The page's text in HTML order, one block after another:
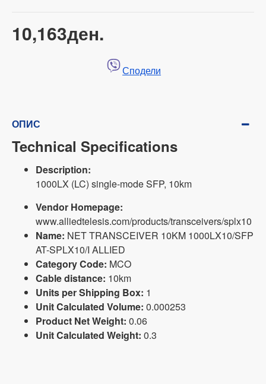
10,163ден.
Сподели
ОПИС
Technical Specifications
Description:
1000LX (LC) single-mode SFP, 10km
Vendor Homepage:
www.alliedtelesis.com/products/transceivers/splx10
Name: NET TRANSCEIVER 10KM 1000LX10/SFP
AT-SPLX10/I ALLIED
Category Code: MCO
Cable distance: 10km
Units per Shipping Box: 1
Unit Calculated Volume: 0.000253
Product Net Weight: 0.06
Unit Calculated Weight: 0.3